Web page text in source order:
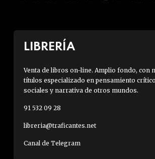
LIBRERÍA
Venta de libros on-line. Amplio fondo, con
títulos especializado en pensamiento
sociales y narrativa de otros mundos.
91 532 09 28
libreria@traficantes.net
Canal de Telegram